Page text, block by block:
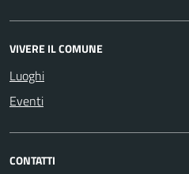
VIVERE IL COMUNE
Luoghi
Eventi
CONTATTI